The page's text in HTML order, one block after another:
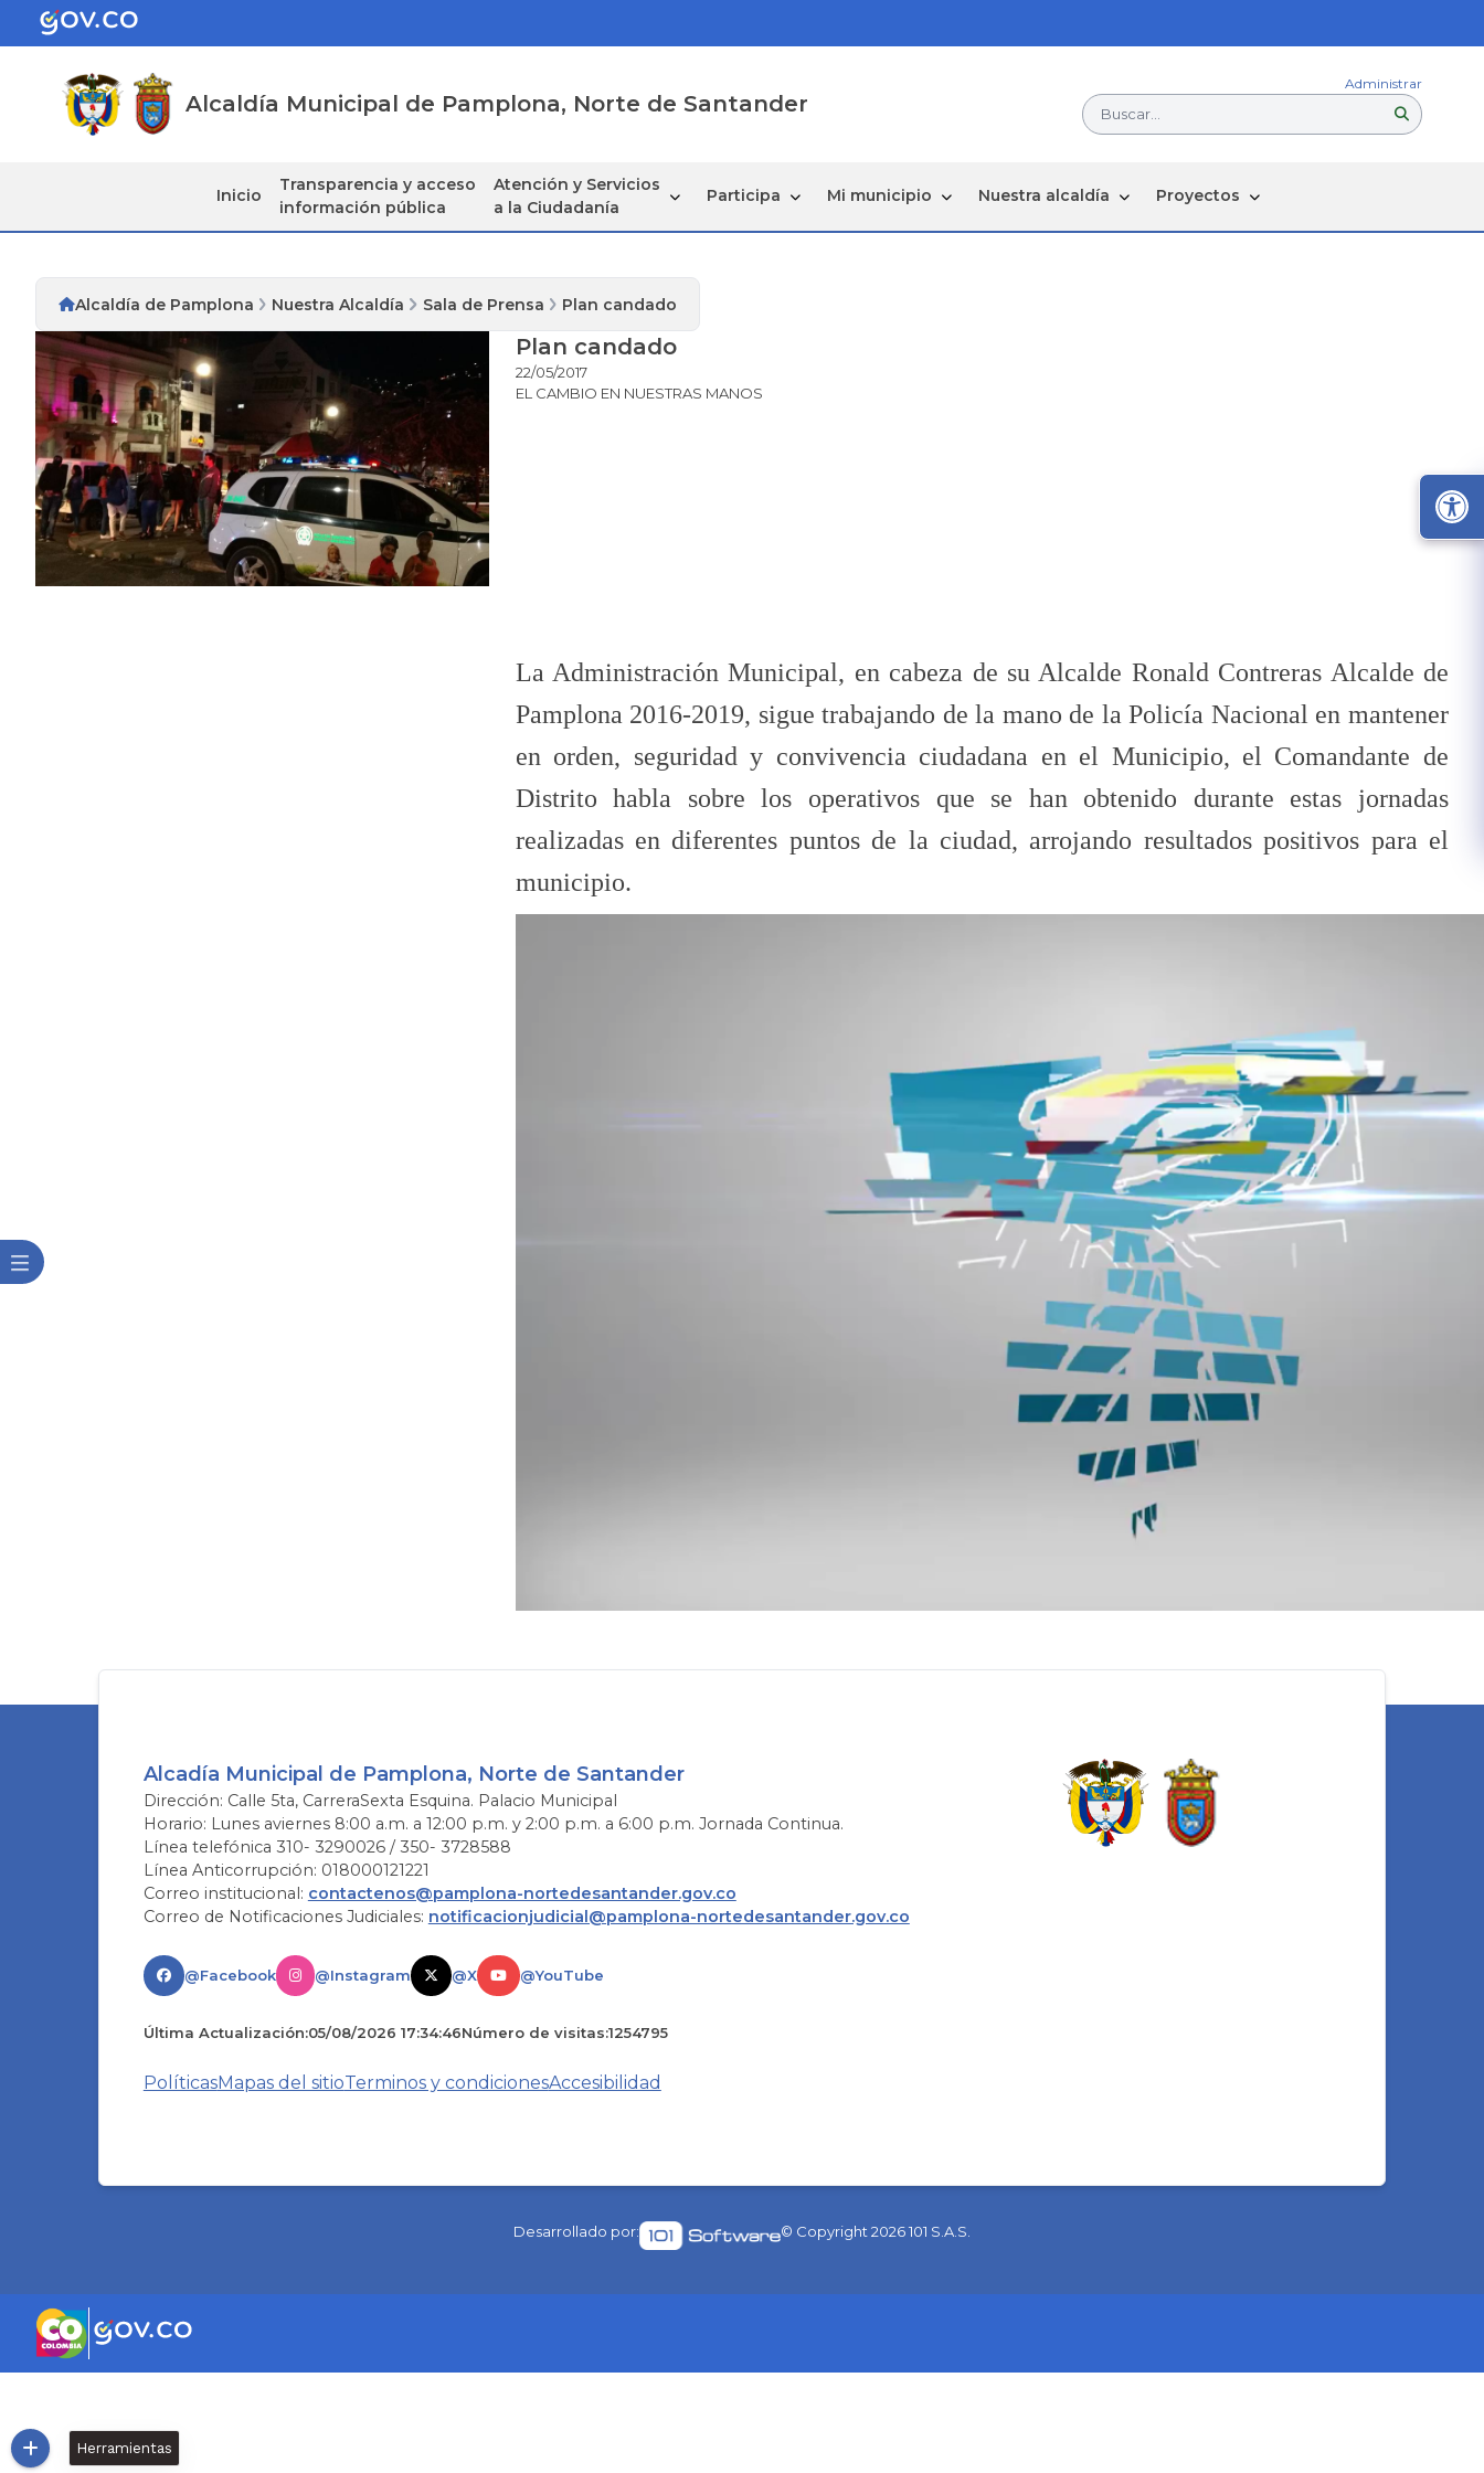
Alcaldía Municipal de Pamplona, Norte de Santander
Administrar
Buscar...
Inicio
Transparencia y acceso
información pública
Atención y Servicios
a la Ciudadanía
Participa Mi municipio Nuestra alcaldía Proyectos
Alcaldía de Pamplona Nuestra Alcaldía Sala de Prensa Plan candado
Plan candado
22/05/2017
EL CAMBIO EN NUESTRAS MANOS
La Administración Municipal, en cabeza de su Alcalde Ronald Contreras Alcalde de
Pamplona 2016-2019, sigue trabajando de la mano de la Policía Nacional en mantener
en orden, seguridad y convivencia ciudadana en el Municipio, el Comandante de
Distrito habla sobre los operativos que se han obtenido durante estas jornadas
realizadas en diferentes puntos de la ciudad, arrojando resultados positivos para el
municipio.
Alcadía Municipal de Pamplona, Norte de Santander
Dirección: Calle 5ta, CarreraSexta Esquina. Palacio Municipal
Horario: Lunes aviernes 8:00 a.m. a 12:00 p.m. y 2:00 p.m. a 6:00 p.m. Jornada Continua.
Línea telefónica 310- 3290026 / 350- 3728588
Línea Anticorrupción: 018000121221
Correo institucional: contactenos@pamplona-nortedesantander.gov.co
Correo de Notificaciones Judiciales: notificacionjudicial@pamplona-nortedesantander.gov.co
@Facebook @Instagram @X @YouTube
Última Actualización:05/08/2026 17:34:46Número de visitas:1254795
PolíticasMapas del sitioTerminos y condicionesAccesibilidad
Desarrollado por: © Copyright 2026101 S.A.S.
Herramientas